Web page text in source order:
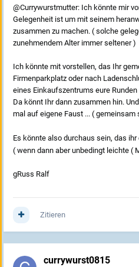
@Currywurstmutter: Ich könnte mir
Gelegenheit ist um mit seinem
zusammen zu machen. ( solche
zunehmendem Alter immer seltener )
Ich könnte mit vorstellen, das Ihr
Firmenparkplatz oder nach
eines Einkaufszentrums eure Runden
Da könnt Ihr dann zusammen hin.
mal auf eigene Faust ... ( gemeinsam
Es könnte also durchaus sein, das
( wenn dann aber unbedingt leichte (
gRuss Ralf
Zitieren
currywurst0815